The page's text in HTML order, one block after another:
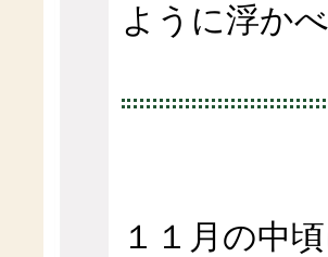
ように浮か
１１月の中